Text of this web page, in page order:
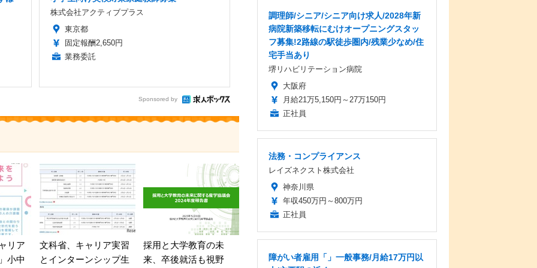
株式会社アクティブプラス
東京都
固定報酬2,650円
業務委託
Sponsored by
リア
小中
文科省、キャリア実習
とインターンシップ生
採用と大学教育の未
来、卒後就活も視野
調理師/シニア/シニア向け求人/2028年新
病院新築移転にむけオープニングスタッ
フ募集!2路線の駅徒歩圏内/残業少なめ/住
宅手当あり
堺リハビリテーション病院
大阪府
月給21万5,150円～27万150円
正社員
法務・コンプライアンス
レイズネクスト株式会社
神奈川県
年収450万円～800万円
正社員
障がい者雇用「」一般事務/月給17万円以